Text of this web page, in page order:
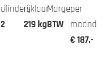
cilinders
2
rijklaar
219 kg
Marge
BTW
per
maand
€ 187.-